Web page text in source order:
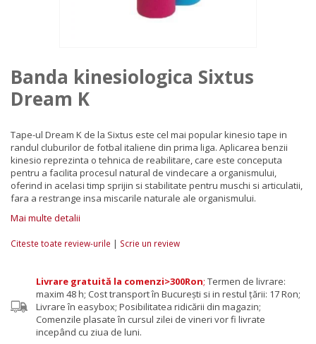
Banda kinesiologica Sixtus
Dream K
Tape-ul Dream K de la Sixtus este cel mai popular kinesio tape in
randul cluburilor de fotbal italiene din prima liga. Aplicarea benzii
kinesio reprezinta o tehnica de reabilitare, care este conceputa
pentru a facilita procesul natural de vindecare a organismului,
oferind in acelasi timp sprijin si stabilitate pentru muschi si articulatii,
fara a restrange insa miscarile naturale ale organismului.
Mai multe detalii
Citeste toate review-urile | Scrie un review
Livrare gratuită la comenzi>300Ron; Termen de livrare:
maxim 48 h; Cost transport în București si in restul țării: 17 Ron;
Livrare în easybox; Posibilitatea ridicării din magazin;
Comenzile plasate în cursul zilei de vineri vor fi livrate
incepând cu ziua de luni.